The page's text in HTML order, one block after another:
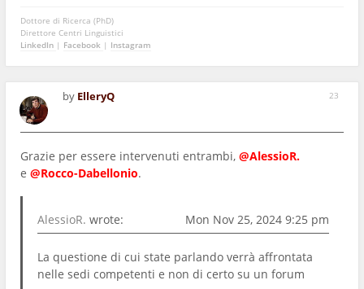
Dottore di Ricerca (PhD)
Direttore Centri Linguistici
LinkedIn | Facebook | Instagram
23
by ElleryQ
Grazie per essere intervenuti entrambi, @AlessioR.
e @Rocco-Dabellonio.
AlessioR. wrote: Mon Nov 25, 2024 9:25 pm
La questione di cui state parlando verrà affrontata
nelle sedi competenti e non di certo su un forum